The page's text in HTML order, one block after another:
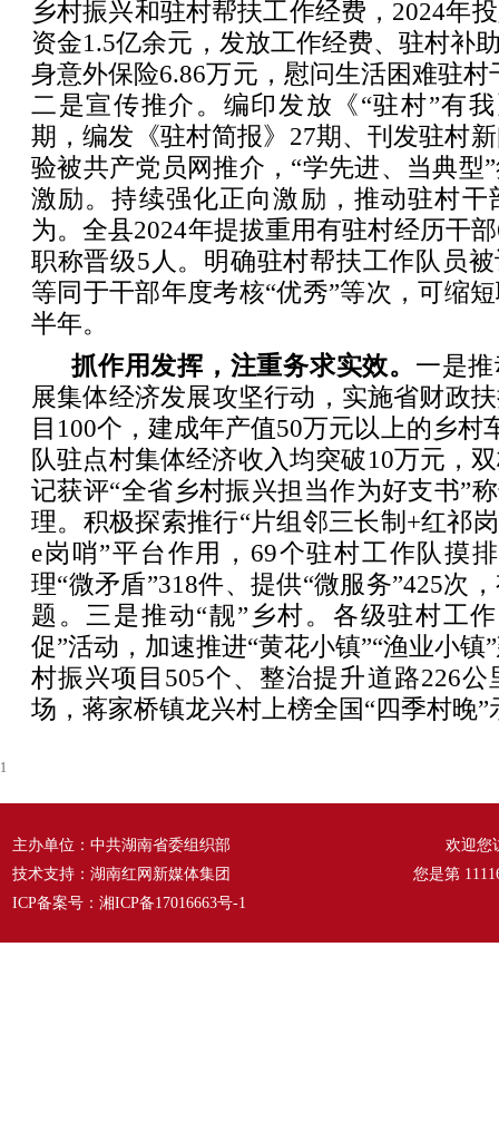
乡村振兴和驻村帮扶工作经费，2024年
资金1.5亿余元，发放工作经费、驻村补
身意外保险6.86万元，慰问生活困难驻村
二是宣传推介。编印发放《“驻村”有
期，编发《驻村简报》27期、刊发驻村
验被共产党员网推介，“学先进、当典型
激励。持续强化正向激励，推动驻村干
为。全县2024年提拔重用有驻村经历干
职称晋级5人。明确驻村帮扶工作队员
等同于干部年度考核“优秀”等次，可缩
半年。
抓作用发挥，注重务求实效。 一是
展集体经济发展攻坚行动，实施省财政
目100个，建成年产值50万元以上的乡村
队驻点村集体经济收入均突破10万元，
记获评“全省乡村振兴担当作为好支书”
理。积极探索推行“片组邻三长制+红祁
e岗哨”平台作用，69个驻村工作队摸
理“微矛盾”318件、提供“微服务”425次
题。三是推动“靓”乡村。各级驻村工
促”活动，加速推进“黄花小镇”“渔业小镇
村振兴项目505个、整治提升道路226
场，蒋家桥镇龙兴村上榜全国“四季村晚
1
主办单位：中共湖南省委组织部
技术支持：湖南红网新媒体集团
ICP备案号： 湘ICP备17016663号-1
欢迎您
您是第